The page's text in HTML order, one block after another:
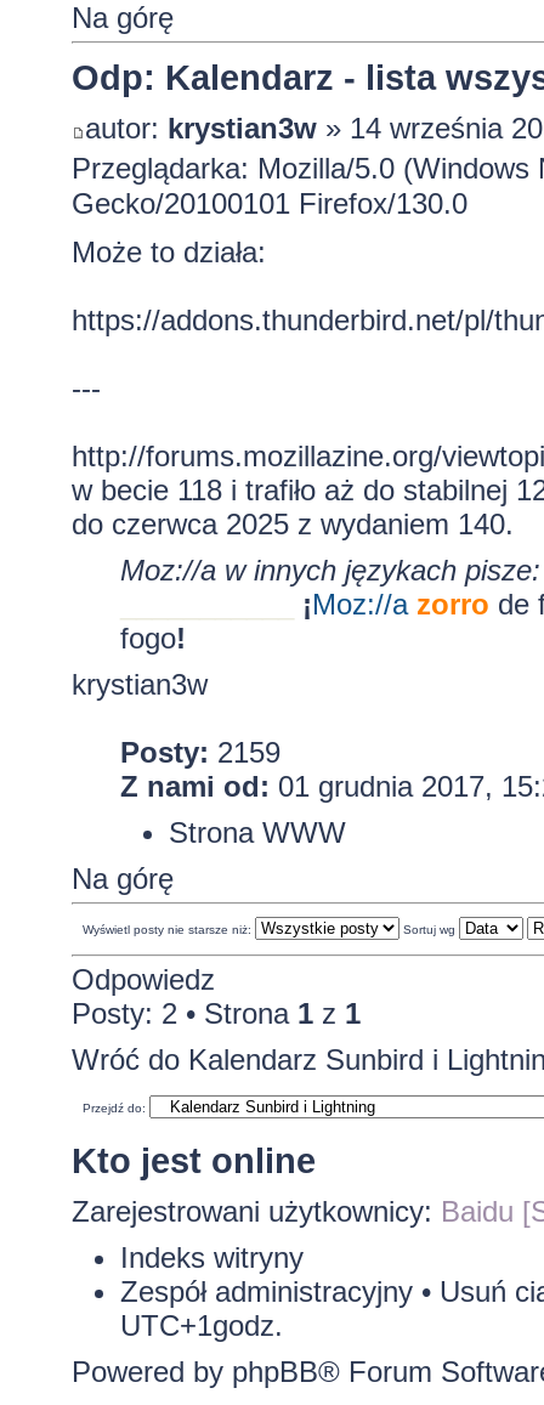
Na górę
Odp: Kalendarz - lista
autor: krystian3w» 14 września
Przeglądarka: Mozilla/5.0
Gecko/20100101 Firefox/130.0
Może to działa:
https://addons.thunderbird.net/pl/
---
http://forums.mozillazine.org/
w becie 118 i trafiło aż do stabilnej
do czerwca 2025 z wydaniem 140.
Moz://a w innych językach pisze:
¡Moz://a zorro de
fogo!
krystian3w
Posty: 2159
Z nami od: 01 grudnia 2017,
Strona WWW
Na górę
Wyświetl posty nie starsze niż: Sortuj wg
Odpowiedz
Posty: 2 • Strona 1z 1
Wróć do Kalendarz Sunbird i
Przejdź do:
Kto jest online
Zarejestrowani użytkownicy: Baidu
Indeks witryny
Zespół administracyjny• Usuń
UTC+1godz.
Powered by phpBB® Forum